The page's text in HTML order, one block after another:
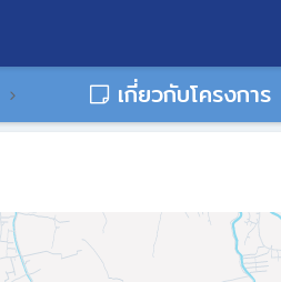
เกี่ยวกับโครงการ